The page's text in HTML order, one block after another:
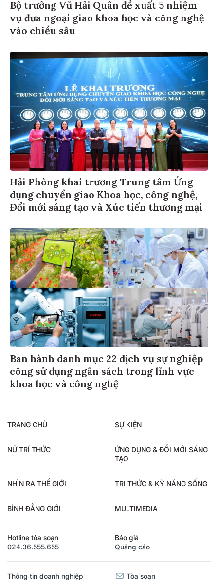
Bộ trưởng Vũ Hải Quân đề xuất 5 nhiệm
vụ đưa ngoại giao khoa học và công nghệ
vào chiều sâu
Hải Phòng khai trương Trung tâm Ứng
dụng chuyển giao Khoa học, công nghệ,
Đổi mới sáng tạo và Xúc tiến thương mại
Ban hành danh mục 22 dịch vụ sự nghiệp
công sử dụng ngân sách trong lĩnh vực
khoa học và công nghệ
TRANG CHỦ SỰ KIỆN
NỮ TRÍ THỨC
ỨNG DỤNG & ĐỔI MỚI SÁNG
TẠO
NHÌN RA THẾ GIỚI TRI THỨC & KỸ NĂNG SỐNG
BÌNH ĐẲNG GIỚI MULTIMEDIA
Hotline tòa soạn
024.36.555.655
Báo giá
Quảng cáo
Thông tin doanh nghiệp Tòa soạn